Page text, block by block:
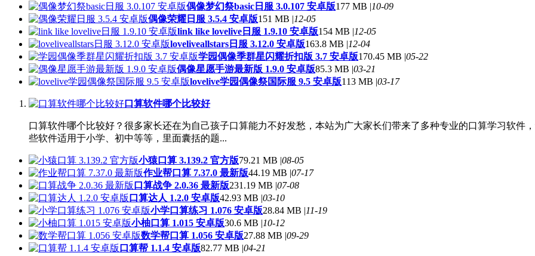
偶像梦幻祭basic日服 3.0.107 安卓版177 MB |10-09
偶像荣耀日服 3.5.4 安卓版151 MB |12-05
link like lovelive日服 1.9.10 安卓版154 MB |12-05
loveliveallstars日服 3.12.0 安卓版163.8 MB |12-04
学园偶像季群星闪耀折扣版 3.7 安卓版170.45 MB |05-22
偶像星愿手游最新版 1.9.0 安卓版85.3 MB |03-21
lovelive学园偶像祭国际服 9.5 安卓版113 MB |03-17
口算软件哪个比较好
口算软件哪个比较好？很多家长还在为自己孩子口算能力不好发愁，本站为广大家长们带来了多种专业的口算学习软件
些软件适用于小学、初中等等，里面囊括的题...
小猿口算 3.139.2 官方版79.21 MB |08-05
作业帮口算 7.37.0 最新版44.19 MB |07-17
口算战争 2.0.36 最新版231.19 MB |07-08
口算达人 1.2.0 安卓版42.93 MB |03-10
小学口算练习 1.076 安卓版28.84 MB |11-19
小柚口算 1.015 安卓版30.6 MB |10-12
数学帮口算 1.056 安卓版27.88 MB |09-29
口算帮 1.1.4 安卓版82.77 MB |04-21